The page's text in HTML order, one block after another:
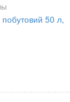
50 л,